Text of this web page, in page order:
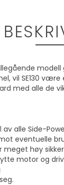
vil SE130
med alle de
alle Side-
eventuelle
høy
motor og